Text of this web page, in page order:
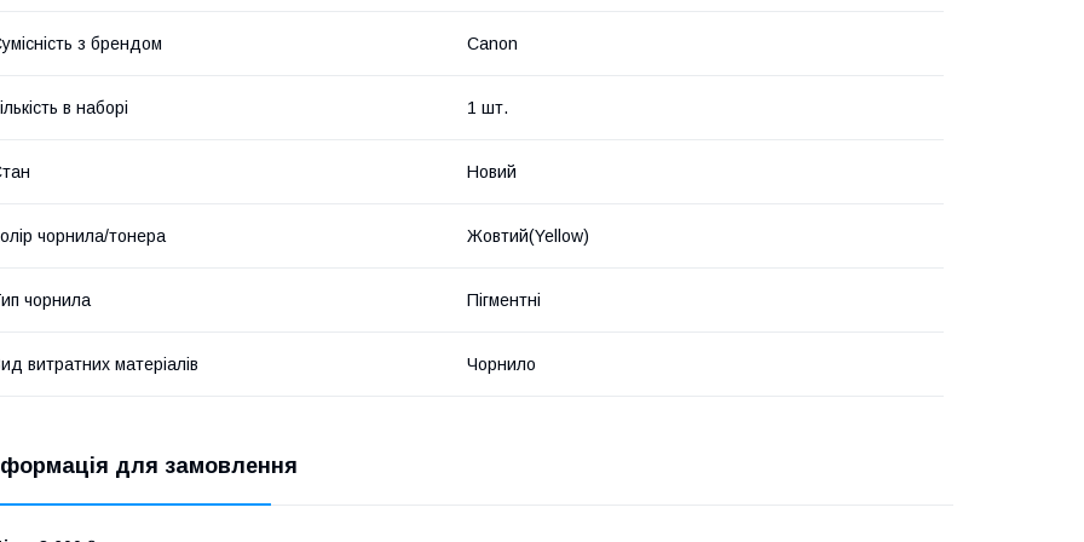
з брендом Canon
в наборі 1 шт.
Новий
чорнила/тонера Жовтий(Yellow)
чорнила Пігментні
витратних матеріалів Чорнило
для замовлення